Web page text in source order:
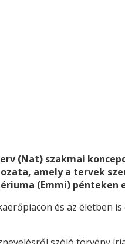
(Nat) szakmai
amely a tervek
(Emmi) pénteken
és az életben